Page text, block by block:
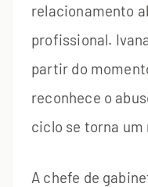
relacionamento
profissional.
partir do
reconhece o
ciclo se torna
A chefe de